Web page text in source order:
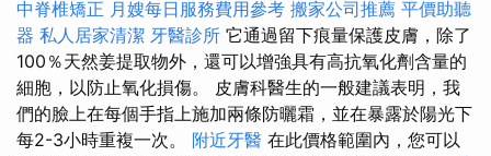
中脊椎矯正 月嫂每日服務費用參考 搬家公司推薦 平價助聽
器 私人居家清潔 牙醫診所 它通過留下痕量保護皮膚，除了
100％天然姜提取物外，還可以增強具有高抗氧化劑含量的
細胞，以防止氧化損傷。 皮膚科醫生的一般建議表明，我
們的臉上在每個手指上施加兩條防曬霜，並在暴露於陽光下
每2-3小時重複一次。 附近牙醫 在此價格範圍內，您可以